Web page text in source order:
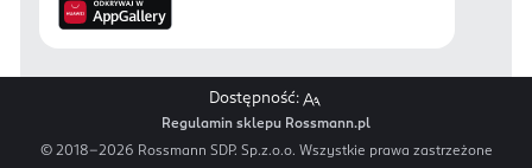
Dostępność:
Regulamin sklepu Rossmann.pl
© 2018-2026 Rossmann SDP. Sp.z.o.o. Wszystkie prawa zastrzeżone